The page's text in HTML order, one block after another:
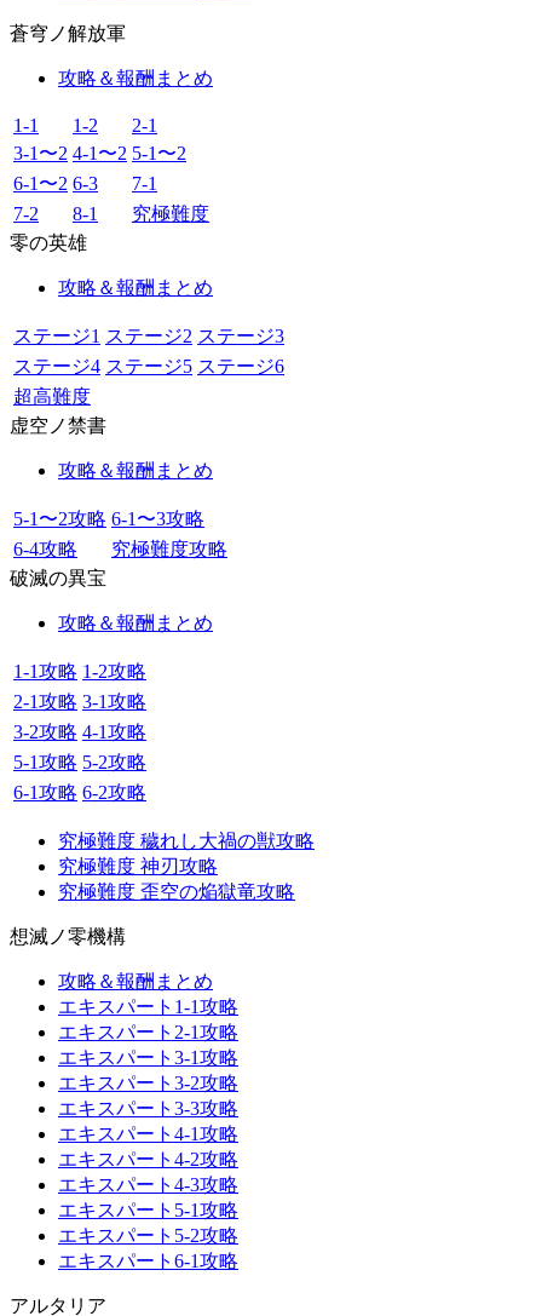
蒼穹ノ解放軍
攻略＆報酬まとめ
1-1 1-2
2-1
3-1〜2 4-1〜2 5-1〜2
6-1〜2 6-3
7-1
7-2
8-1
究極難度
零の英雄
攻略＆報酬まとめ
ステージ1 ステージ2 ステージ3
ステージ4 ステージ5 ステージ6
超高難度
虚空ノ禁書
攻略＆報酬まとめ
5-1〜2攻略 6-1〜3攻略
6-4攻略
究極難度攻略
破滅の異宝
攻略＆報酬まとめ
1-1攻略 1-2攻略
2-1攻略 3-1攻略
3-2攻略 4-1攻略
5-1攻略 5-2攻略
6-1攻略 6-2攻略
究極難度 穢れし大禍の獣攻略
究極難度 神刃攻略
究極難度 歪空の焔獄竜攻略
想滅ノ零機構
攻略＆報酬まとめ
エキスパート1-1攻略
エキスパート2-1攻略
エキスパート3-1攻略
エキスパート3-2攻略
エキスパート3-3攻略
エキスパート4-1攻略
エキスパート4-2攻略
エキスパート4-3攻略
エキスパート5-1攻略
エキスパート5-2攻略
エキスパート6-1攻略
アルタリア